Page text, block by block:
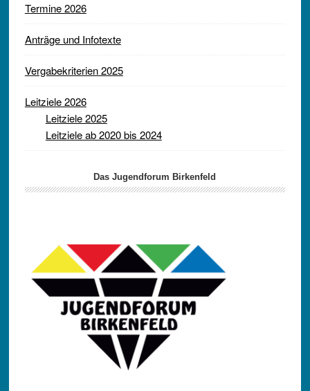
Termine 2026
Anträge und Infotexte
Vergabekriterien 2025
Leitziele 2026
Leitziele 2025
Leitziele ab 2020 bis 2024
Das Jugendforum Birkenfeld